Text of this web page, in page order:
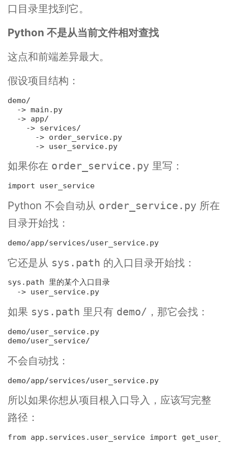
口目录里找到它。
Python 不是从当前文件相对查找
这点和前端差异最大。
假设项目结构：
demo/
-> main.py
-> app/
-> services/
-> order_service.py
-> user_service.py
如果你在 order_service.py 里写：
import user_service
Python 不会自动从 order_service.py 所在
目录开始找：
它还是从 sys.path 的入口目录开始找：
sys. path 里的某个入口目录
如果 sys.path 里只有 demo/ ，那它会找：
demo/user_service.py
不会自动找：
所以如果你想从项目根入口导入，应该写完整
路径：
from app.services.user_service import